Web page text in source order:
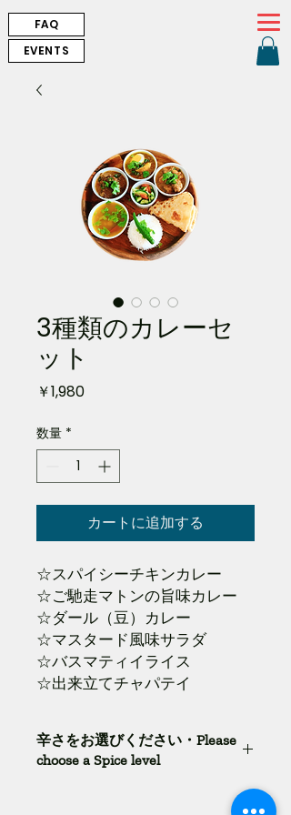
EVENTS
FAQ
3種類のカレーセ
ット
￥1,980価
数量 *
カートに追加する
☆スパイシーチキンカレー
☆ご馳走マトンの旨味カレー
☆ダール（豆）カレー
☆マスタード風味サラダ
☆バスマティイライス
☆出来立てチャパテイ
辛さをお選びください・Please
choose a Spice level